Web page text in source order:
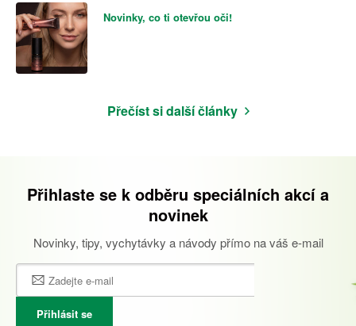
Novinky, co ti otevřou oči!
Přečíst si další články
Přihlaste se k odběru speciálních akcí a
novinek
Novinky, tipy, vychytávky a návody přímo na váš e-mail
Přihlásit se